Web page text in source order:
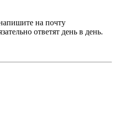
на почту
ответят день в день.